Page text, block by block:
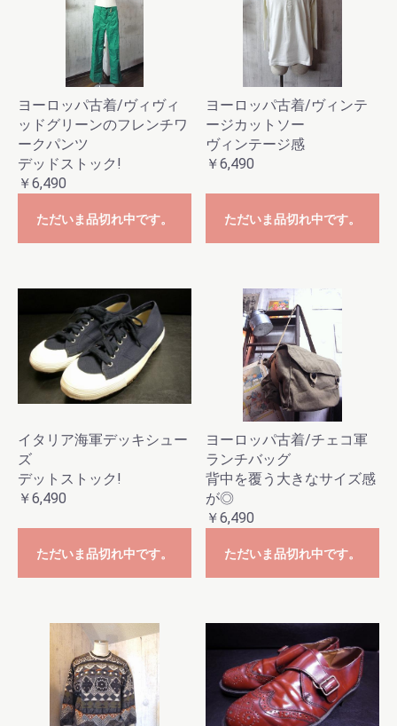
ヨーロッパ古着/ヴィヴィ
ッドグリーンのフレンチワ
ークパンツ
デッドストック!
￥6,490
ただいま品切れ中です。
ヨーロッパ古着/ヴィンテ
ージカットソー
ヴィンテージ感
￥6,490
ただいま品切れ中です。
イタリア海軍デッキシュー
ズ
デットストック!
￥6,490
ただいま品切れ中です。
ヨーロッパ古着/チェコ軍
ランチバッグ
背中を覆う大きなサイズ感
が◎
￥6,490
ただいま品切れ中です。
お買い物を続ける カートへ進む